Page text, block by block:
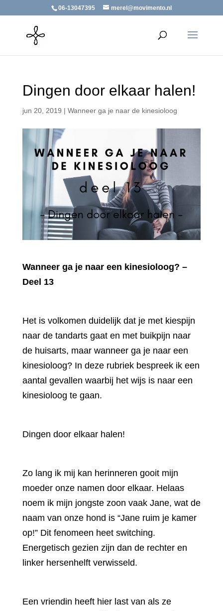
06-13047395 merel@movimento.nl
Dingen door elkaar halen!
jun 20, 2019 | Wanneer ga je naar de kinesioloog
Wanneer ga je naar een kinesioloog? –
Deel 13
Het is volkomen duidelijk dat je met kiespijn
naar de tandarts gaat en met buikpijn naar
de huisarts, maar wanneer ga je naar een
kinesioloog? In deze rubriek bespreek ik een
aantal gevallen waarbij het wijs is naar een
kinesioloog te gaan.
Dingen door elkaar halen!
Zo lang ik mij kan herinneren gooit mijn
moeder onze namen door elkaar. Helaas
noem ik mijn jongste zoon vaak Jane, wat de
naam van onze hond is “Jane ruim je kamer
op!” Dit fenomeen heet switching.
Energetisch gezien zijn dan de rechter en
linker hersenhelft verwisseld.
Een vriendin heeft hier last van als ze